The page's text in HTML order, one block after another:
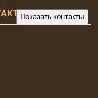
Показать контакты